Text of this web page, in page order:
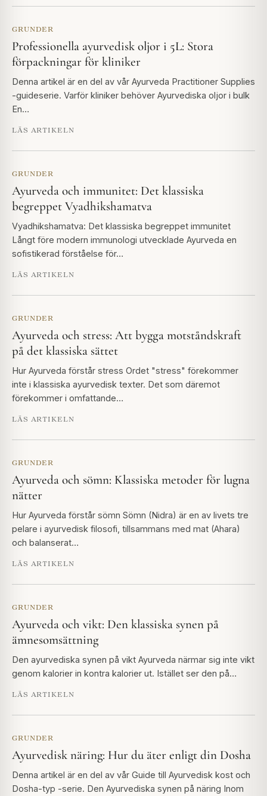
GRUNDER
Professionella ayurvedisk oljor i 5L: Stora
förpackningar för kliniker
Denna artikel är en del av vår Ayurveda Practitioner Supplies
-guideserie. Varför kliniker behöver Ayurvediska oljor i bulk
En…
LÄS ARTIKELN
GRUNDER
Ayurveda och immunitet: Det klassiska
begreppet Vyadhikshamatva
Vyadhikshamatva: Det klassiska begreppet immunitet
Långt före modern immunologi utvecklade Ayurveda en
sofistikerad förståelse för…
LÄS ARTIKELN
GRUNDER
Ayurveda och stress: Att bygga motståndskraft
på det klassiska sättet
Hur Ayurveda förstår stress Ordet "stress" förekommer
inte i klassiska ayurvedisk texter. Det som däremot
förekommer i omfattande…
LÄS ARTIKELN
GRUNDER
Ayurveda och sömn: Klassiska metoder för lugna
nätter
Hur Ayurveda förstår sömn Sömn (Nidra) är en av livets tre
pelare i ayurvedisk filosofi, tillsammans med mat (Ahara)
och balanserat…
LÄS ARTIKELN
GRUNDER
Ayurveda och vikt: Den klassiska synen på
ämnesomsättning
Den ayurvediska synen på vikt Ayurveda närmar sig inte vikt
genom kalorier in kontra kalorier ut. Istället ser den på…
LÄS ARTIKELN
GRUNDER
Ayurvedisk näring: Hur du äter enligt din Dosha
Denna artikel är en del av vår Guide till Ayurvedisk kost och
Dosha-typ -serie. Den Ayurvediska synen på näring Inom